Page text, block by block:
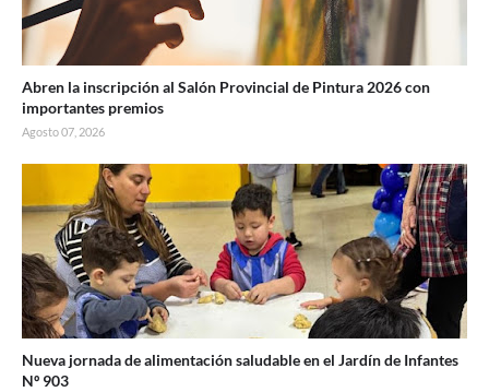
Abren la inscripción al Salón Provincial de Pintura 2026 con
importantes premios
Agosto 07, 2026
Nueva jornada de alimentación saludable en el Jardín de Infantes
Nº 903